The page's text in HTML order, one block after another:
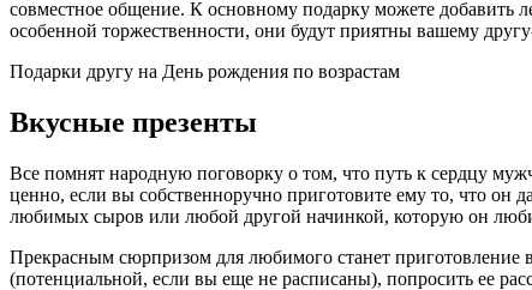
совместное общение. К основному подарку можете
особенной торжественности, они будут приятны вашему
Подарки другу на День рождения по возрастам
Вкусные презенты
Все помнят народную поговорку о том, что путь к сердцу
ценно, если вы собственноручно приготовите ему то, что он
любимых сыров или любой другой начинкой, которую он
Прекрасным сюрпризом для любимого станет
(потенциальной, если вы еще не расписаны), попросить ее